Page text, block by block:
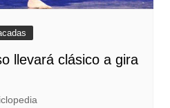
llevará clásico a gira